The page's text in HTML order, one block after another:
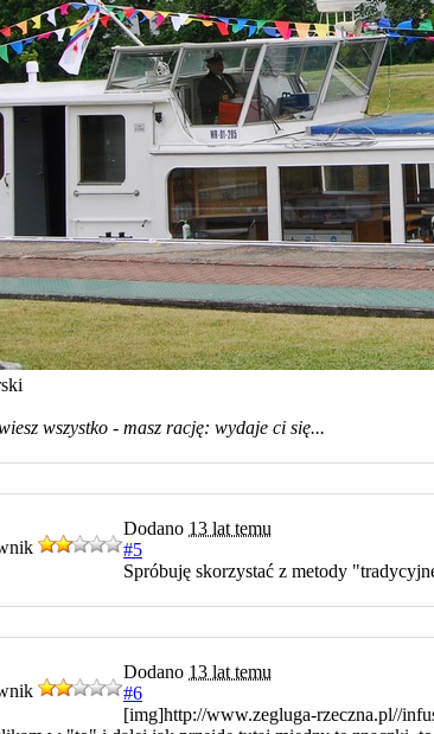
wszystko - masz rację: wydaje ci się...
Dodano 13 lat temu
#5
Spróbuję skorzystać z metody
Dodano 13 lat temu
#6
[img]http://www.zegluga-rzeczna.pl//